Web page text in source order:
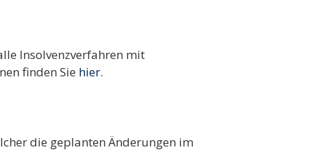
Insolvenzverfahren mit
finden Sie hier.
die geplanten Änderungen im